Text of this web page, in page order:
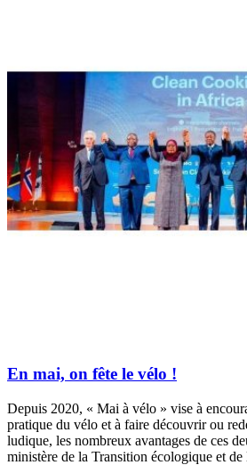
En mai, on fête le vélo !
Depuis 2020, « Mai à vélo » vise à
pratique du vélo et à faire découvrir ou
ludique, les nombreux avantages de ces
ministère de la Transition écologique et